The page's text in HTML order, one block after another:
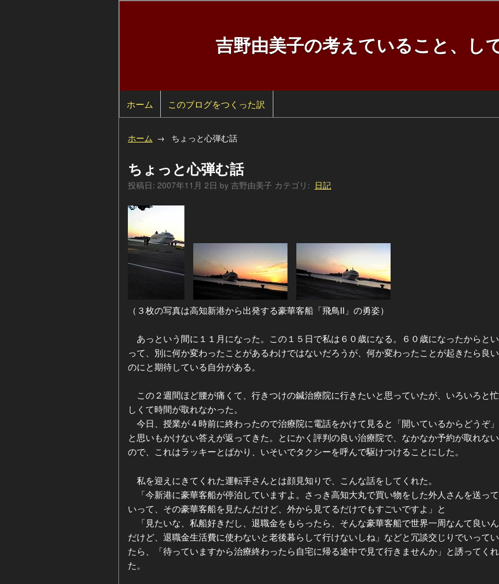
吉野由美子の考えていること、し
ホーム このブログをつくった訳
検
紹
介
去
の
ペ
ー
カ
テ
ゴ
リ
年
別
ア
カ
ブ
ホーム ちょっと心弾む話
ちょっと心弾む話
投稿日: 2007年11月 2日 by 吉野由美子 カテゴリ: 日記
（３枚の写真は高知新港から出発する豪華客船「飛鳥II」の勇姿）
あっという間に１１月になった。この１５日で私は６０歳になる。６０歳になったからとい
って、別に何か変わったことがあるわけではないだろうが、何か変わったことが起きたら良い
のにと期待している自分がある。
この２週間ほど腰が痛くて、行きつけの鍼治療院に行きたいと思っていたが、いろいろと忙
しくて時間が取れなかった。
今日、授業が４時前に終わったので治療院に電話をかけて見ると「開いているからどうぞ」
と思いもかけない答えが返ってきた。とにかく評判の良い治療院で、なかなか予約が取れない
ので、これはラッキーとばかり、いそいでタクシーを呼んで駆けつけることにした。
私を迎えにきてくれた運転手さんとは顔見知りで、こんな話をしてくれた。
「今新港に豪華客船が停泊していますよ。さっき高知大丸で買い物をした外人さんを送って
いって、その豪華客船を見たんだけど、外から見てるだけでもすごいですよ」と
「見たいな、私船好きだし、退職金をもらったら、そんな豪華客船で世界一周なんて良いん
だけど、退職金生活費に使わないと老後暮らして行けないしね」などと冗談交じりでいってい
たら、「待っていますから治療終わったら自宅に帰る途中で見て行きませんか」と誘ってくれ
た。